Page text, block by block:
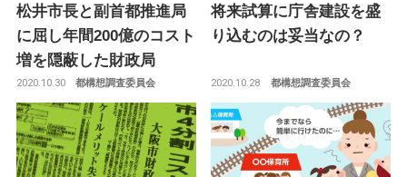
松井市長と副首都推進局
に屈し年間200億のコスト
増を隠蔽した財政局
都構想調査委員会
2020.10.30
将来試算に庁舎建設を盛
り込むのは妥当なの？
都構想調査委員会
2020.10.28